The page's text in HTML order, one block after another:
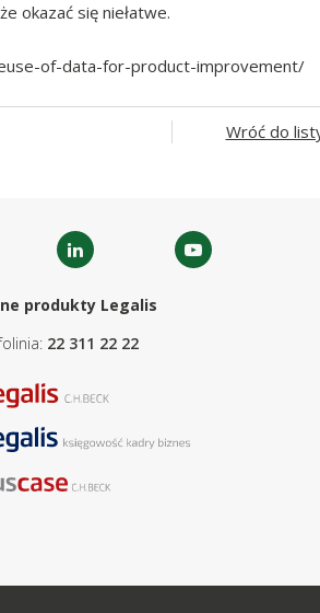
okazać się niełatwe.
of-data-for-product-improvement/
Wróć do
produkty Legalis
22 311 22 22